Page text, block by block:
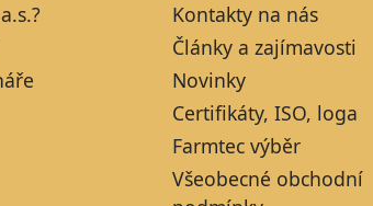
Kontakty na nás
Články a zajímavosti
Novinky
Certifikáty, ISO, loga
Farmtec výběr
Všeobecné obchodní